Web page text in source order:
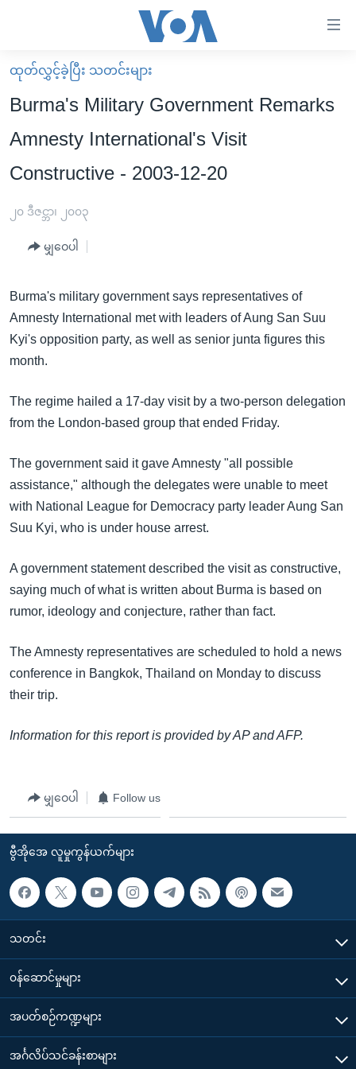
လွယ်ကူ
စေ
သည့်
များ
ပင်မ
ကြည့်
ရန်
ပင်မ
အ
စာမျက်နှာ
သို့
ကြည့်
ရန်
ရှာဖွေ
ရန်
သို့
ကျော်
ရန်
မူလစာမျက်နှာ
မြန်မာ
ကမ္ဘာ့သတင်းများ
နိုင်ငံတကာ
အစ္စရေး-ပါလက်စတိုင်း
ဗွီဒီယို
အင်္ဂလိပ်စာလေ့လာမယ်
မကြေးမုံရဲ့ အင်္ဂလိပ်စာ
ရုပ်ရှင်ထဲက အင်္ဂလိပ်စာ
ရေဒီယို
တီဗွီ
ရေဒီယိုနှင့်ရုပ်သံ အချက်အလက်များ
ရေဒီယို/တီဗွီအစီအစဉ်
ဗွီအိုအေ လူမှုကွန်ယက်များ
ဘာသာစကားများ
ထုတ်လွှင့်ခဲ့ပြီး သတင်းများ
Burma's Military Government Remarks
Amnesty International's Visit
Constructive - 2003-12-20
၂၀ ဒီဇင္ဘာ၊ ၂၀၀၃
မျှဝေပါ
Burma's military government says representatives of
Amnesty International met with leaders of Aung San Suu
Kyi's opposition party, as well as senior junta figures this
month.
The regime hailed a 17-day visit by a two-person delegation
from the London-based group that ended Friday.
The government said it gave Amnesty "all possible
assistance," although the delegates were unable to meet
with National League for Democracy party leader Aung San
Suu Kyi, who is under house arrest.
A government statement described the visit as constructive,
saying much of what is written about Burma is based on
rumor, ideology and conjecture, rather than fact.
The Amnesty representatives are scheduled to hold a news
conference in Bangkok, Thailand on Monday to discuss
their trip.
Information for this report is provided by AP and AFP.
မျှဝေပါ Follow us
ဗွီအိုအေ လူမှုကွန်ယက်များ
သတင်း
၀န်ဆောင်မှုများ
အပတ်စဉ်ကဏ္ဍများ
အင်္ဂလိပ်သင်ခန်းစာများ